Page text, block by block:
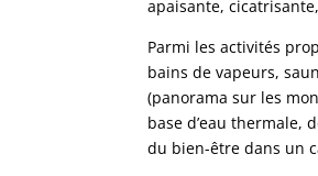
apaisante,
Parmi les activités
bains de vapeurs,
(panorama sur les
base d’eau thermale,
du bien-être dans un